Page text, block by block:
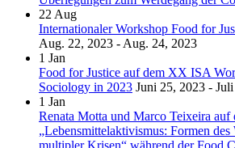
22 Aug
Internationaler Workshop Food for
Aug. 22, 2023 - Aug. 24, 2023
1 Jan
Food for Justice auf dem XX ISA
Sociology in 2023 Juni 25, 2023 -
1 Jan
Renata Motta und Marco Teixeira auf
„Lebensmittelaktivismus: Formen des